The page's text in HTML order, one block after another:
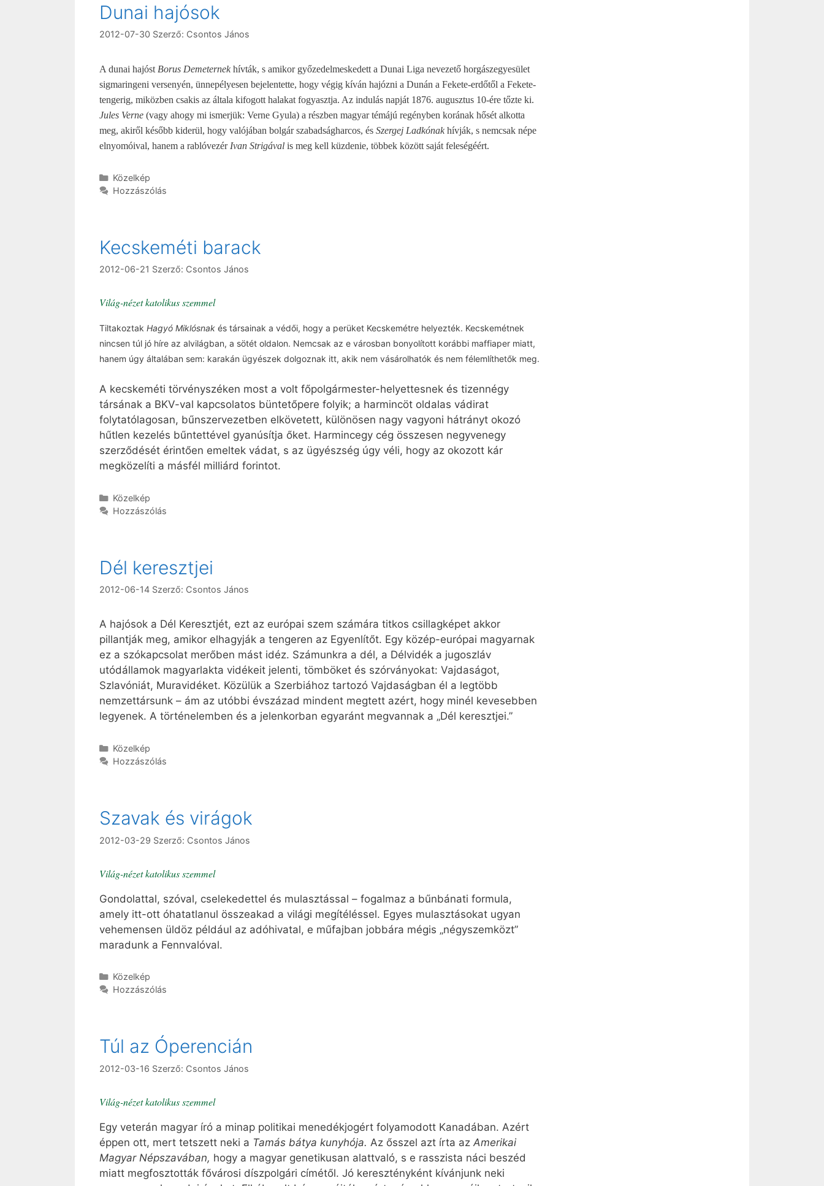
Dunai hajósok
2012-07-30 Szerző: Csontos János
A dunai hajóst Borus Demeternek hívták, s amikor győzedelmeskedett a Dunai Liga nevezető horgászegyesület
sigmaringeni versenyén, ünnepélyesen bejelentette, hogy végig kíván hajózni a Dunán a Fekete-erdőtől a Fekete-
tengerig, miközben csakis az általa kifogott halakat fogyasztja. Az indulás napját 1876. augusztus 10-ére tőzte ki.
Jules Verne (vagy ahogy mi ismerjük: Verne Gyula) a részben magyar témájú regényben korának hősét alkotta
meg, akiről később kiderül, hogy valójában bolgár szabadságharcos, és Szergej Ladkónak hívják, s nemcsak népe
elnyomóival, hanem a rablóvezér Ivan Strigával is meg kell küzdenie, többek között saját feleségéért.
Kategória
Közelkép
Hozzászólás
Kecskeméti barack
2012-06-21 Szerző: Csontos János
Világ-nézet katolikus szemmel
Tiltakoztak Hagyó Miklósnak és társainak a védői, hogy a perüket Kecskemétre helyezték. Kecskemétnek
nincsen túl jó híre az alvilágban, a sötét oldalon. Nemcsak az e városban bonyolított korábbi maffiaper miatt,
hanem úgy általában sem: karakán ügyészek dolgoznak itt, akik nem vásárolhatók és nem félemlíthetők meg.
A kecskeméti törvényszéken most a volt főpolgármester-helyettesnek és tizennégy
társának a BKV-val kapcsolatos büntetőpere folyik; a harmincöt oldalas vádirat
folytatólagosan, bűnszervezetben elkövetett, különösen nagy vagyoni hátrányt okozó
hűtlen kezelés bűntettével gyanúsítja őket. Harmincegy cég összesen negyvenegy
szerződését érintően emeltek vádat, s az ügyészség úgy véli, hogy az okozott kár
megközelíti a másfél milliárd forintot.
Kategória
Közelkép
Hozzászólás
Dél keresztjei
2012-06-14 Szerző: Csontos János
A hajósok a Dél Keresztjét, ezt az európai szem számára titkos csillagképet akkor
pillantják meg, amikor elhagyják a tengeren az Egyenlítőt. Egy közép-európai magyarnak
ez a szókapcsolat merőben mást idéz. Számunkra a dél, a Délvidék a jugoszláv
utódállamok magyarlakta vidékeit jelenti, tömböket és szórványokat: Vajdaságot,
Szlavóniát, Muravidéket. Közülük a Szerbiához tartozó Vajdaságban él a legtöbb
nemzettársunk – ám az utóbbi évszázad mindent megtett azért, hogy minél kevesebben
legyenek. A történelemben és a jelenkorban egyaránt megvannak a „Dél keresztjei.”
Kategória
Közelkép
Hozzászólás
Szavak és virágok
2012-03-29 Szerző: Csontos János
Világ-nézet katolikus szemmel
Gondolattal, szóval, cselekedettel és mulasztással – fogalmaz a bűnbánati formula,
amely itt-ott óhatatlanul összeakad a világi megítéléssel. Egyes mulasztásokat ugyan
vehemensen üldöz például az adóhivatal, e műfajban jobbára mégis „négyszemközt”
maradunk a Fennvalóval.
Kategória
Közelkép
Hozzászólás
Túl az Óperencián
2012-03-16 Szerző: Csontos János
Világ-nézet katolikus szemmel
Egy veterán magyar író a minap politikai menedékjogért folyamodott Kanadában. Azért
éppen ott, mert tetszett neki a Tamás bátya kunyhója. Az ősszel azt írta az Amerikai
Magyar Népszavában, hogy a magyar genetikusan alattvaló, s e rasszista náci beszéd
miatt megfosztották fővárosi díszpolgári címétől. Jó keresztényként kívánjunk neki